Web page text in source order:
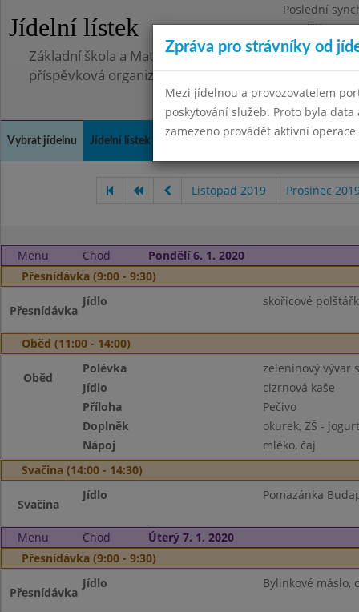
Jídelní lístek
Poslední
Pondělí
Základní škola a Mateřská škola Telnice, okres Brno-
příspěvková organizace
Vybrat jídelnu Jídelní lístek Kontakty a informace
Listopad 2019 Prosinec
Menu Chod
Pondělí 6. 1. 2020
Přesnídávka (9:00 - 9:30)
Přesnídávka
Jídlo skořicové
Oběd (11:00 - 14:00)
Oběd
Polévka
zeleninový vývar
Jídlo
cizrnová kaše
Příloha
Pečivo
Doplněk
okurek, ZŠ - jogurt
Nápoj
mléko, čaj
Svačina (14:00 - 14:30)
Svačina
Jídlo Pomazánka
Menu Chod
Úterý 7. 1. 2020
Přesnídávka (9:00 - 9:30)
Přesnídávka
Jídlo Bylinkové máslo,
Zpráva pro strávníky od
Mezi jídelnou a provozovatelem
poskytování služeb. Proto byla
zamezeno provádět aktivní